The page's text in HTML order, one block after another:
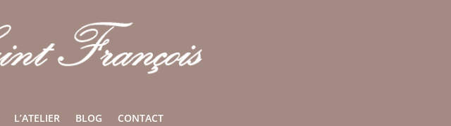
L’ATELIER BLOG CONTACT